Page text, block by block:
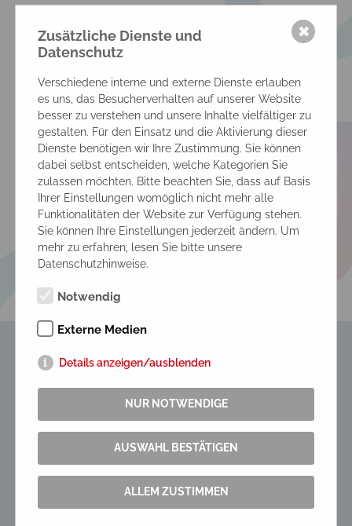
Wertheim
Land:
Deutschland
Ansprech­partner:
Natalia Göbel / Ausbildungskoordinatorin
Telefon:
0160 617 60 19
E-Mail:
goebel@ev-sw.de
Jetzt bewerben!
Zusätzliche Dienste und
Datenschutz
Verschiedene interne und externe Dienste erlauben
es uns, das Besucherverhalten auf unserer Website
besser zu verstehen und unsere Inhalte vielfältiger zu
gestalten. Für den Einsatz und die Aktivierung dieser
Dienste benötigen wir Ihre Zustimmung. Sie können
dabei selbst entscheiden, welche Kategorien Sie
zulassen möchten. Bitte beachten Sie, dass auf Basis
Ihrer Einstellungen womöglich nicht mehr alle
Funktionalitäten der Website zur Verfügung stehen.
Sie können Ihre Einstellungen jederzeit ändern. Um
mehr zu erfahren, lesen Sie bitte unsere
Datenschutzhinweise.
Notwendig
Externe Medien
Details anzeigen/ausblenden
NUR NOTWENDIGE
AUSWAHL BESTÄTIGEN
ALLEM ZUSTIMMEN
✖